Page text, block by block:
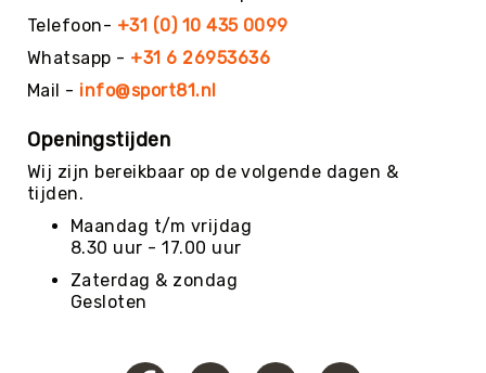
Teambuilding
Tennis
Trampolinespringen
Trefbal
Trendsporten
Turnen
Vechtsport
Zelfverdediging
Telefoon- +31 (0) 10 435 0099
Whatsapp - +31 6 26953636
Mail - info@sport81.nl
Openingstijden
Wij zijn bereikbaar op de volgende dagen &
tijden.
Maandag t/m vrijdag
8.30 uur - 17.00 uur
Zaterdag & zondag
Gesloten